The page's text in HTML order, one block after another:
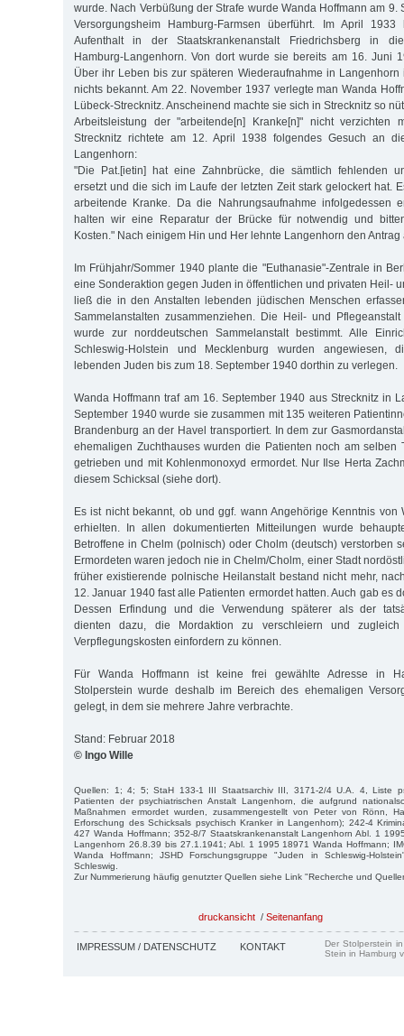
wurde. Nach Verbüßung der Strafe wurde Wanda Hoffmann am 9.
Versorgungsheim Hamburg-Farmsen überführt. Im April
Aufenthalt in der Staatskrankenanstalt Friedrichsberg in die
Hamburg-Langenhorn. Von dort wurde sie bereits am 16. Juni
Über ihr Leben bis zur späteren Wiederaufnahme in Langenhorn
nichts bekannt. Am 22. November 1937 verlegte man Wanda
Lübeck-Strecknitz. Anscheinend machte sie sich in Strecknitz so
Arbeitsleistung der "arbeitende[n] Kranke[n]" nicht verzichten
Strecknitz richtete am 12. April 1938 folgendes Gesuch an
Langenhorn:
"Die Pat.[ietin] hat eine Zahnbrücke, die sämtlich fehlenden
ersetzt und die sich im Laufe der letzten Zeit stark gelockert hat.
arbeitende Kranke. Da die Nahrungsaufnahme infolgedessen
halten wir eine Reparatur der Brücke für notwendig und
Kosten." Nach einigem Hin und Her lehnte Langenhorn den Antrag
Im Frühjahr/Sommer 1940 plante die "Euthanasie"-Zentrale in
eine Sonderaktion gegen Juden in öffentlichen und privaten Heil-
ließ die in den Anstalten lebenden jüdischen Menschen
Sammelanstalten zusammenziehen. Die Heil- und
wurde zur norddeutschen Sammelanstalt bestimmt. Alle
Schleswig-Holstein und Mecklenburg wurden angewiesen,
lebenden Juden bis zum 18. September 1940 dorthin zu verlegen.
Wanda Hoffmann traf am 16. September 1940 aus Strecknitz in
September 1940 wurde sie zusammen mit 135 weiteren
Brandenburg an der Havel transportiert. In dem zur
ehemaligen Zuchthauses wurden die Patienten noch am selben
getrieben und mit Kohlenmonoxyd ermordet. Nur Ilse Herta
diesem Schicksal (siehe dort).
Es ist nicht bekannt, ob und ggf. wann Angehörige Kenntnis von
erhielten. In allen dokumentierten Mitteilungen wurde
Betroffene in Chelm (polnisch) oder Cholm (deutsch) verstorben
Ermordeten waren jedoch nie in Chelm/Cholm, einer Stadt
früher existierende polnische Heilanstalt bestand nicht mehr,
12. Januar 1940 fast alle Patienten ermordet hatten. Auch gab es
Dessen Erfindung und die Verwendung späterer als der
dienten dazu, die Mordaktion zu verschleiern und zugleich
Verpflegungskosten einfordern zu können.
Für Wanda Hoffmann ist keine frei gewählte Adresse in
Stolperstein wurde deshalb im Bereich des ehemaligen
gelegt, in dem sie mehrere Jahre verbrachte.
Stand: Februar 2018
© Ingo Wille
Quellen: 1; 4; 5; StaH 133-1 III Staatsarchiv III, 3171-2/4 U.A. 4, Liste
Patienten der psychiatrischen Anstalt Langenhorn, die aufgrund
Maßnahmen ermordet wurden, zusammengestellt von Peter von Rönn,
Erforschung des Schicksals psychisch Kranker in Langenhorn); 242-4
427 Wanda Hoffmann; 352-8/7 Staatskrankenanstalt Langenhorn Abl. 1
Langenhorn 26.8.39 bis 27.1.1941; Abl. 1 1995 18971 Wanda Hoffmann;
Wanda Hoffmann; JSHD Forschungsgruppe "Juden in Schleswig-
Schleswig.
Zur Nummerierung häufig genutzter Quellen siehe Link "Recherche und
druckansicht / Seitenanfang
IMPRESSUM / DATENSCHUTZ KONTAKT
Der Stolperstein
Stein in Hamburg